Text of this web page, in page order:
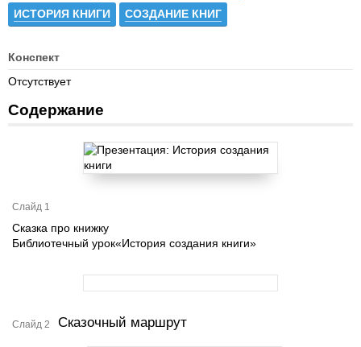
ИСТОРИЯ КНИГИ СОЗДАНИЕ КНИГ
Конспект
Отсутствует
Содержание
Слайд 1
Сказка про книжку
Библиотечный урок«История создания книги»
Слайд 2 Сказочный маршрут